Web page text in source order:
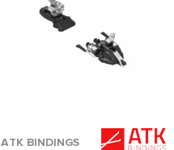
ATK BINDINGS